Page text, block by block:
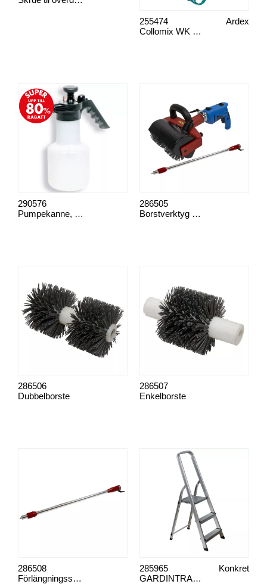
Collomix WK 70S blandare 70x400 mm
Ardex
255474
Pumpekanne, 1,25 L plast
290576
Borstverktyg komplett
286505
Dubbelborste
286506
Enkelborste
286507
Förlängningsskaft
286508
GARDINTRAPP 3-STEGS
Konkret
285965